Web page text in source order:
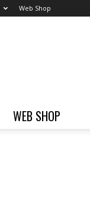
Web Shop
WEB SHOP